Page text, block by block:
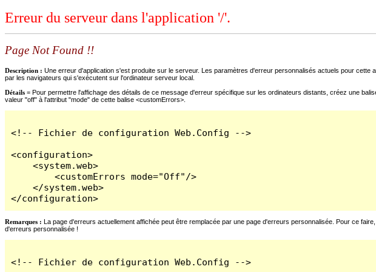
Erreur du serveur dans l'application '/'.
Page Not Found !!
Description : Une erreur d'application s'est produite sur le serveur. Les paramètres d'erreur personnalisés actuels pour
par les navigateurs qui s'exécutent sur l'ordinateur serveur local.
Détails = Pour permettre l'affichage des détails de ce message d'erreur spécifique sur les ordinateurs distants, créez une
valeur "off" à l'attribut "mode" de cette balise <customErrors>.
<!-- Fichier de configuration Web.Config -->
<configuration>
    <system.web>
        <customErrors mode="Off"/>
    </system.web>
</configuration>
Remarques : La page d'erreurs actuellement affichée peut être remplacée par une page d'erreurs personnalisée. Pour ce
d'erreurs personnalisée !
<!-- Fichier de configuration Web.Config -->